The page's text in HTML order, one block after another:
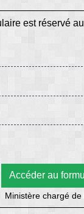
est réservé
Accéder au
Ministère chargé